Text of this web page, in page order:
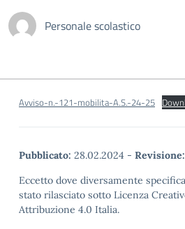
Personale scolastico
Avviso-n.-121-mobilita-A.S.-24-25
Pubblicato: 28.02.2024 - Revisione:
Eccetto dove diversamente
stato rilasciato sotto Licenza
Attribuzione 4.0 Italia.